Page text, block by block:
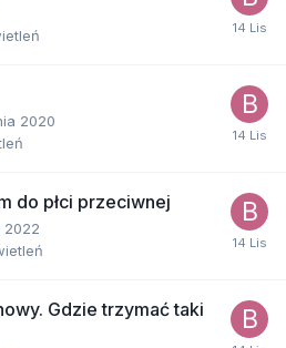
2020
do płci przeciwnej
2022
Gdzie trzymać taki